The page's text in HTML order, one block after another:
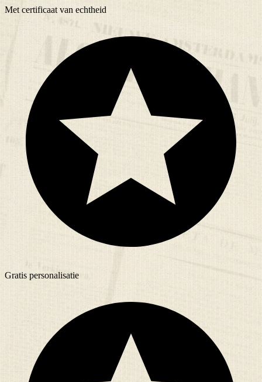
Met certificaat van echtheid
Gratis personalisatie